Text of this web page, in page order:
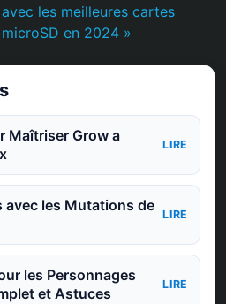
avec les meilleures cartes
microSD en 2024 »
Maîtriser Grow a
LIRE
les Mutations de
LIRE
les Personnages
et Astuces
LIRE